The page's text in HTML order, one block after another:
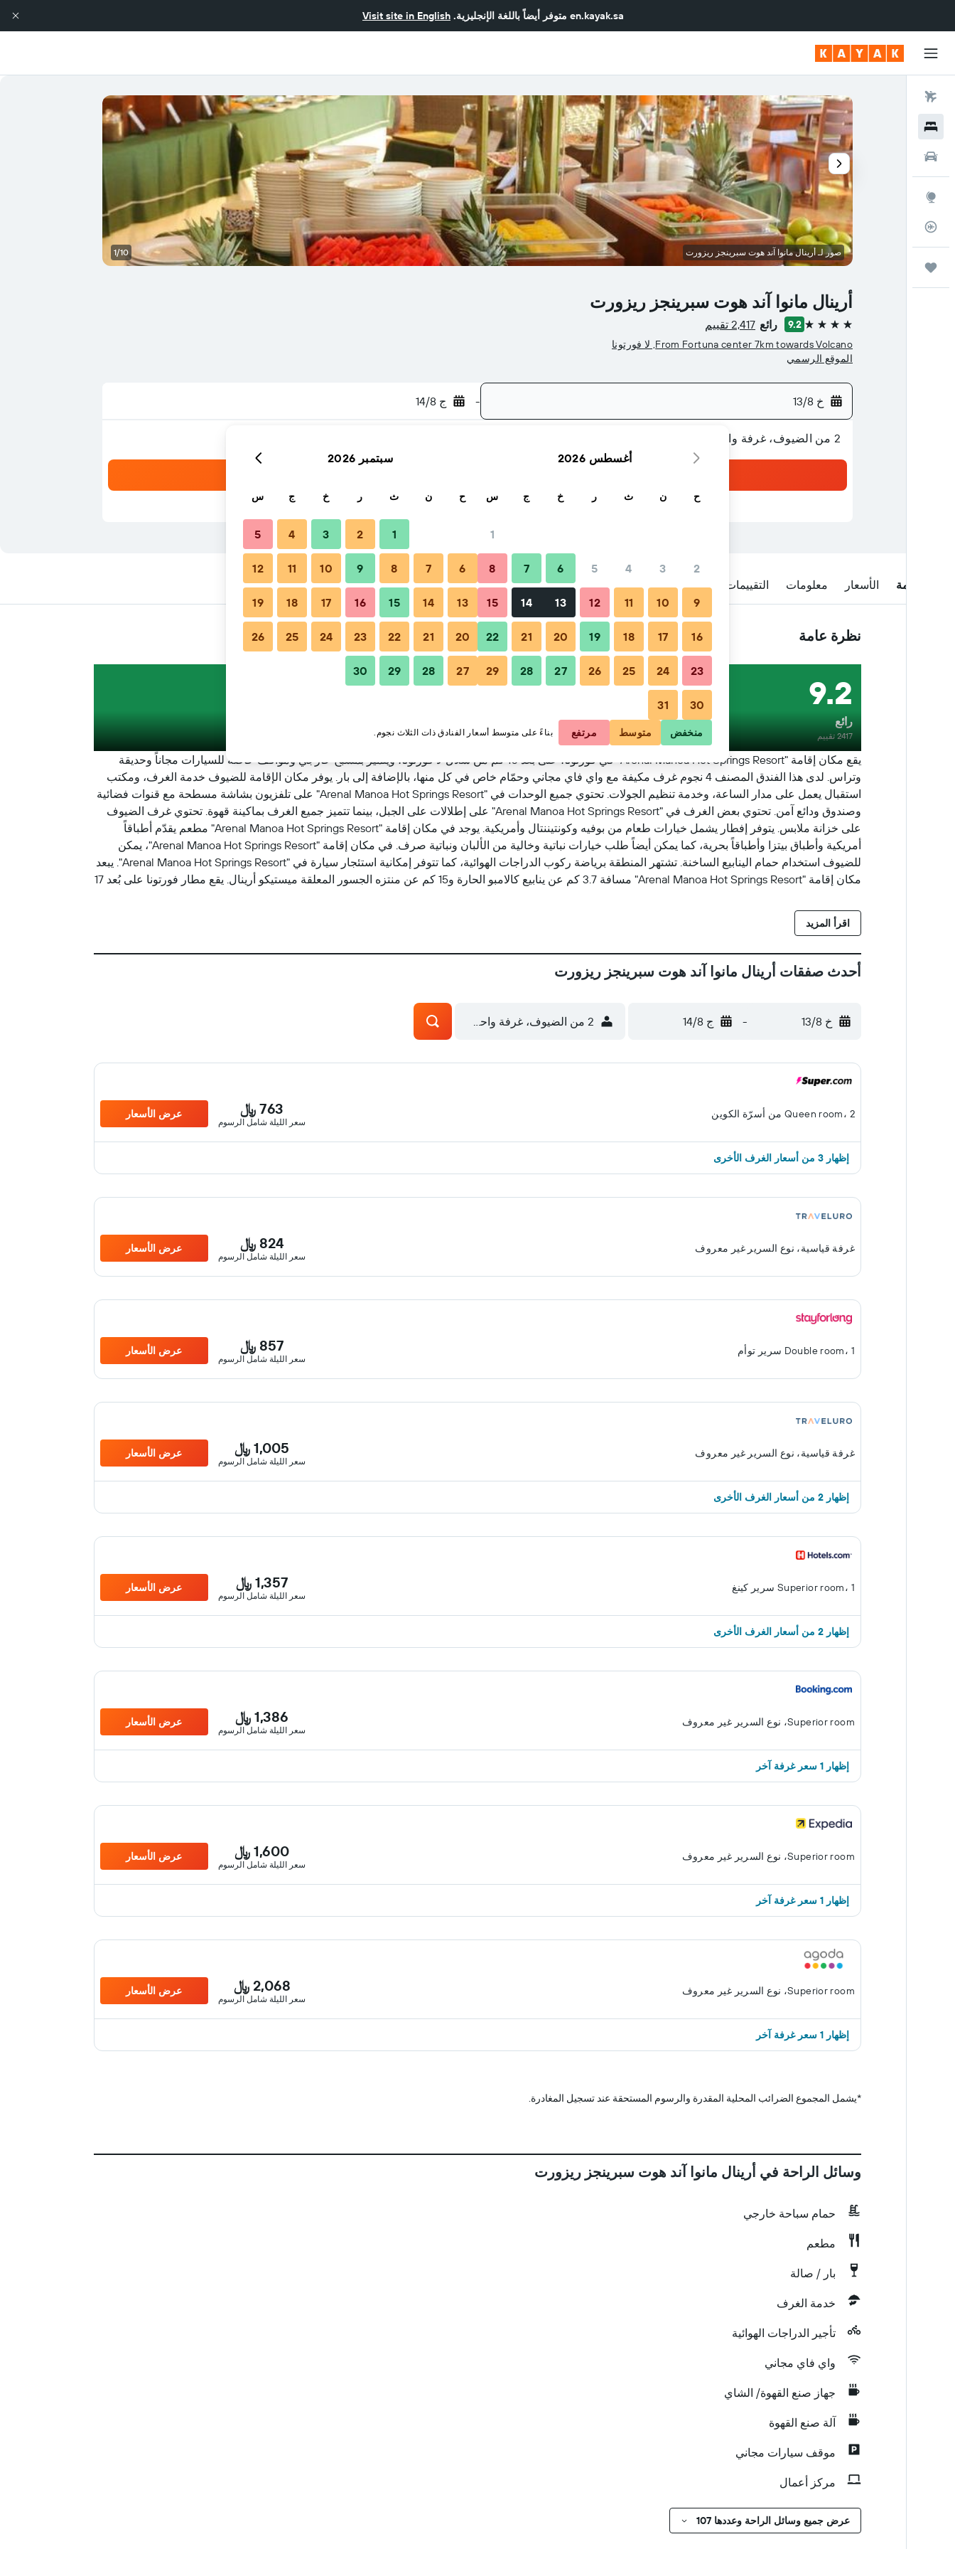
en.kayak.sa متوفر أيضاً باللغة الإنجليزية. Visit site in English
متعقب رحلة الطيران
أرينال مانوا آند هوت سبرينجز ريزورت
4 نجوم 9.2 رائع 2,417 تقييم
From Fortuna center 7km towards Volcano, لا فورتونا
الموقع الرسمي
خ 13/8 - ج 14/8
2 من الضيوف، غرفة واحدة
صور لـ أرينال مانوا آند هوت سبرينجز ريزورت 1/10
نظرة عامة الأسعار معلومات التقييمات الموقع الرحلات والأسئلة الشائعة أماكن الإقامة المجاورة
نظرة عامة
يقع مكان إقامة "Arenal Manoa Hot Springs Resort" في فورتونا، على بعد 10 كم من شلال لا فورتونا، ويتميز بمسبح خارجي ومواقف خاصة للسيارات مجاناً وحديقة
وتراس. لدى هذا الفندق المصنف 4 نجوم غرف مكيفة مع واي فاي مجاني وحمّام خاص في كل منها، بالإضافة إلى بار. يوفر مكان الإقامة للضيوف خدمة الغرف، ومكتب
استقبال يعمل على مدار الساعة، وخدمة تنظيم الجولات. تحتوي جميع الوحدات في "Arenal Manoa Hot Springs Resort" على تلفزيون بشاشة مسطحة مع قنوات فضائية
وصندوق ودائع آمن. تحتوي بعض الغرف في "Arenal Manoa Hot Springs Resort" على إطلالات على الجبل، بينما تتميز جميع الغرف بماكينة قهوة. تحتوي غرف الضيوف
على خزانة ملابس. يتوفر إفطار يشمل خيارات طعام من بوفيه وكونتيننتال وأمريكية. يوجد في مكان إقامة "Arenal Manoa Hot Springs Resort" مطعم يقدّم أطباقاً
أمريكية وأطباق بيتزا وأطباقاً بحرية، كما يمكن أيضاً طلب خيارات نباتية وخالية من الألبان ونباتية صرف. في مكان إقامة "Arenal Manoa Hot Springs Resort"، يمكن
للضيوف استخدام حمام الينابيع الساخنة. تشتهر المنطقة برياضة ركوب الدراجات الهوائية، كما تتوفر إمكانية استئجار سيارة في "Arenal Manoa Hot Springs Resort". يبعد
مكان إقامة "Arenal Manoa Hot Springs Resort" مسافة 3.7 كم عن ينابيع كالامبو الحارة و15 كم عن منتزه الجسور المعلقة ميستيكو أرينال. يقع مطار فورتونا على بُعد 17
اقرأ المزيد
9.2
رائع
2417 تقييم
أحدث صفقات أرينال مانوا آند هوت سبرينجز ريزورت
خ 13/8 - ج 14/8 2 من الضيوف، غرفة واحدة
Queen room، 2 من أسرّة الكوين 763 ﷼
سعر الليلة شامل الرسوم
عرض الأسعار
إظهار 3 من أسعار الغرف الأخرى
غرفة قياسية، نوع السرير غير معروف 824 ﷼
سعر الليلة شامل الرسوم
عرض الأسعار
Double room، 1 سرير توأم 857 ﷼
سعر الليلة شامل الرسوم
عرض الأسعار
غرفة قياسية، نوع السرير غير معروف 1,005 ﷼
سعر الليلة شامل الرسوم
عرض الأسعار
إظهار 2 من أسعار الغرف الأخرى
Superior room، 1 سرير كينغ 1,357 ﷼
سعر الليلة شامل الرسوم
عرض الأسعار
إظهار 2 من أسعار الغرف الأخرى
Superior room، نوع السرير غير معروف 1,386 ﷼
سعر الليلة شامل الرسوم
عرض الأسعار
إظهار 1 سعر غرفة آخر
Superior room، نوع السرير غير معروف 1,600 ﷼
سعر الليلة شامل الرسوم
عرض الأسعار
إظهار 1 سعر غرفة آخر
Superior room، نوع السرير غير معروف 2,068 ﷼
سعر الليلة شامل الرسوم
عرض الأسعار
إظهار 1 سعر غرفة آخر
*يشمل المجموع الضرائب المحلية المقدرة والرسوم المستحقة عند تسجيل المغادرة.
وسائل الراحة في أرينال مانوا آند هوت سبرينجز ريزورت
حمام سباحة خارجي
مطعم
بار / صالة
خدمة الغرف
تأجير الدراجات الهوائية
واي فاي مجاني
جهاز صنع القهوة/ الشاي
آلة صنع القهوة
موقف سيارات مجاني
مركز أعمال
عرض جميع وسائل الراحة وعددها 107
أغسطس 2026
ح ن ث ر خ ج س
1
2
3
4
5
6
7
8
9
10
11
12
13
14
15
16
17
18
19
20
21
22
23
24
25
26
27
28
29
30
31
سبتمبر 2026
ح ن ث ر خ ج س
1
2
3
4
5
6
7
8
9
10
11
12
13
14
15
16
17
18
19
20
21
22
23
24
25
26
27
28
29
30
منخفض متوسط مرتفع بناءً على متوسط أسعار الفنادق ذات الثلاث نجوم.